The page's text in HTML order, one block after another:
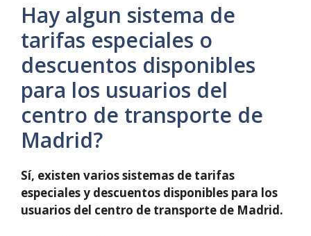
Hay algun sistema de
tarifas especiales o
descuentos disponibles
para los usuarios del
centro de transporte de
Madrid?
Sí, existen varios sistemas de tarifas
especiales y descuentos disponibles para los
usuarios del centro de transporte de Madrid.